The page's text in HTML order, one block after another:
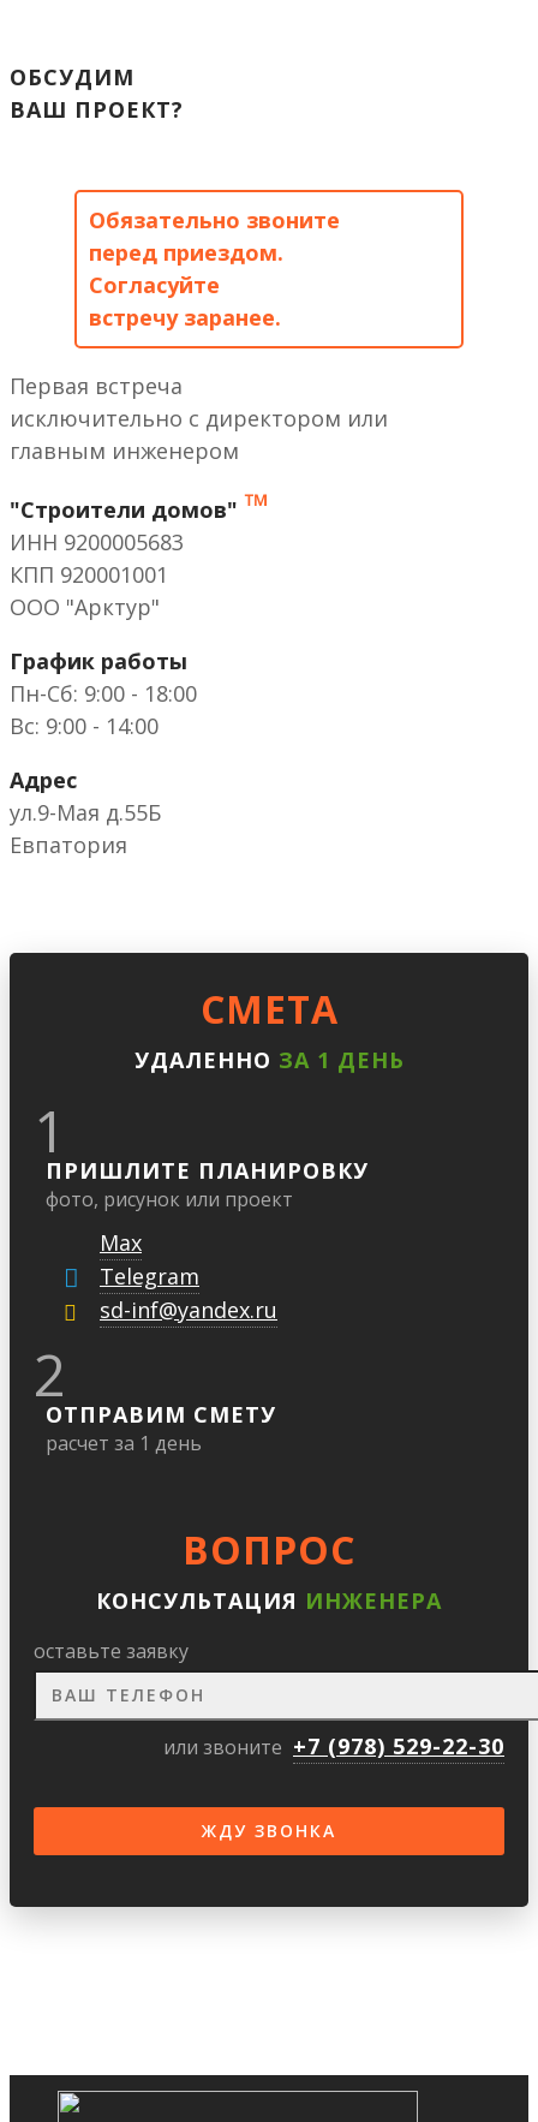
ОБСУДИМ
ВАШ ПРОЕКТ?
Обязательно звоните
перед приездом.
Согласуйте
встречу заранее.
Первая встреча
исключительно с директором или
главным инженером
"Строители домов" ™
ИНН 9200005683
КПП 920001001
ООО "Арктур"
График работы
Пн-Сб: 9:00 - 18:00
Вс: 9:00 - 14:00
Адрес
ул.9-Мая д.55Б
Евпатория
CМЕТА
УДАЛЕННО ЗА 1 ДЕНЬ
1
ПРИШЛИТЕ ПЛАНИРОВКУ
фото, рисунок или проект
Max
Telegram
sd-inf@yandex.ru
2
ОТПРАВИМ СМЕТУ
расчет за 1 день
ВОПРОС
КОНСУЛЬТАЦИЯ ИНЖЕНЕРА
оставьте заявку
или звоните +7 (978) 529-22-30